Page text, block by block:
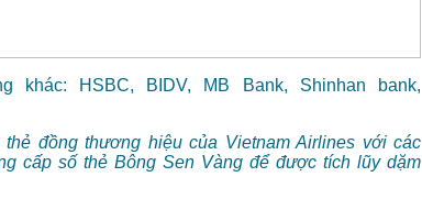
khác: HSBC, BIDV, MB Bank, Shinhan bank,
đồng thương hiệu của Vietnam Airlines với các
cấp số thẻ Bông Sen Vàng để được tích lũy dặm